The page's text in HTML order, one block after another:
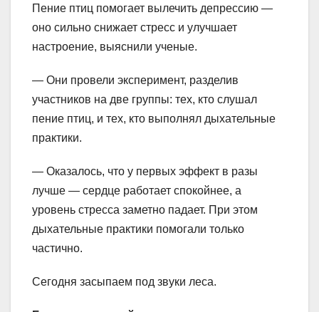
Пение птиц помогает вылечить депрессию —
оно сильно снижает стресс и улучшает
настроение, выяснили ученые.
— Они провели эксперимент, разделив
участников на две группы: тех, кто слушал
пение птиц, и тех, кто выполнял дыхательные
практики.
— Оказалось, что у первых эффект в разы
лучше — сердце работает спокойнее, а
уровень стресса заметно падает. При этом
дыхательные практики помогали только
частично.
Сегодня засыпаем под звуки леса.